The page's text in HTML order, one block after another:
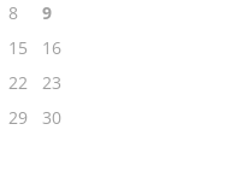
8
9
15
16
22
23
29
30